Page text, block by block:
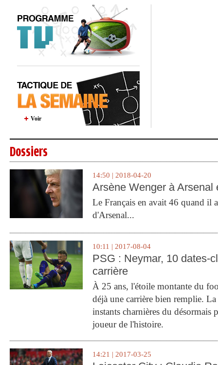
Voir
Dossiers
14:50 | 2018-04-20
Arsène Wenger à Arsenal
Le Français en avait 46 quand il
d'Arsenal...
10:11 | 2017-08-04
PSG : Neymar, 10 dates-
carrière
À 25 ans, l'étoile montante du
déjà une carrière bien remplie.
instants charnières du désormais
joueur de l'histoire.
14:21 | 2017-03-25